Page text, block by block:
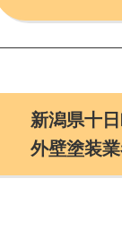
新潟県十
外壁塗装